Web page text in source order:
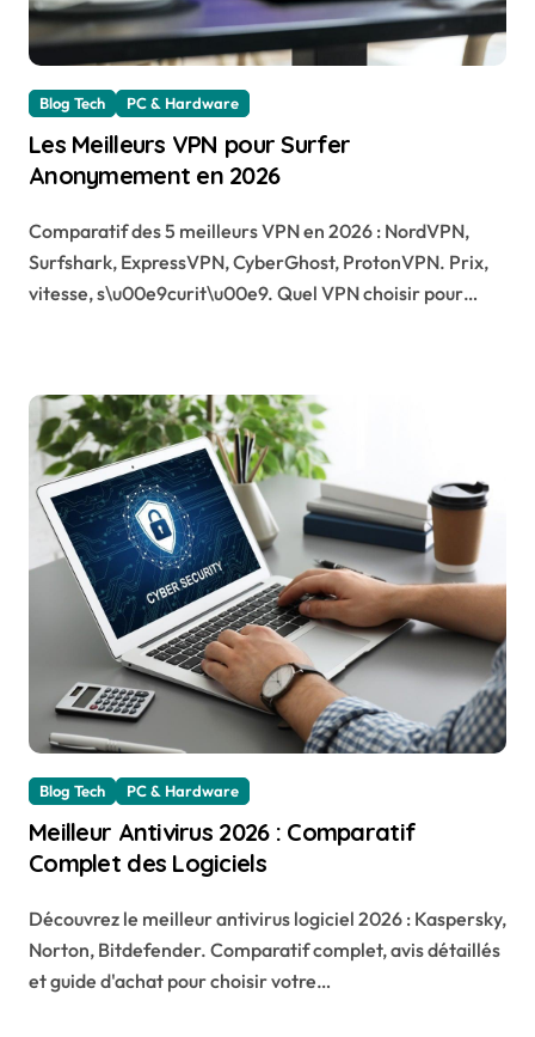
Blog Tech PC & Hardware
Les Meilleurs VPN pour Surfer
Anonymement en 2026
Comparatif des 5 meilleurs VPN en 2026 : NordVPN,
Surfshark, ExpressVPN, CyberGhost, ProtonVPN. Prix,
vitesse, s\u00e9curit\u00e9. Quel VPN choisir pour…
Blog Tech PC & Hardware
Meilleur Antivirus 2026 : Comparatif
Complet des Logiciels
Découvrez le meilleur antivirus logiciel 2026 : Kaspersky,
Norton, Bitdefender. Comparatif complet, avis détaillés
et guide d'achat pour choisir votre…